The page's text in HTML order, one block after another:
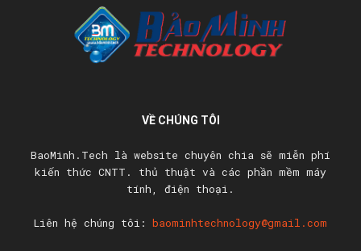
VỀ CHÚNG TÔI
BaoMinh.Tech là website chuyên chia sẽ miễn phí
kiến thức CNTT. thủ thuật và các phần mềm máy
tính, điện thoại.
Liên hệ chúng tôi: baominhtechnology@gmail.com